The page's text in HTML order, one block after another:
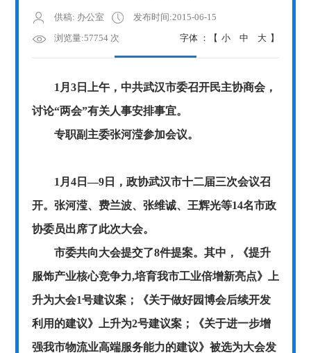
供稿: 办公室
发布时间:2015-06-15
浏览量:57754 次
字体 ：【 小 中 大 】
1 月 3日上午，中共武汉市委召开民主协商会，
讨论“两会”有关人事安排事宜。
专职副主委张河滢参加会议。
1月4日 —9日，政协武汉市十二届三次会议召
开。张河滢、费兰波、张维诚、王辉光等14名市政
协委员出席了此次大会。
市委共向大会提交了8件提案。其中，《提升
服饰产业核心竞争力,培育我市工业倍增新亮点》上
升为大会1号建议案；《关于做好园博会后续开发
利用的建议》上升为2号建议案；《关于进一步增
强我市物流业高端服务能力的建议》被选为大会发